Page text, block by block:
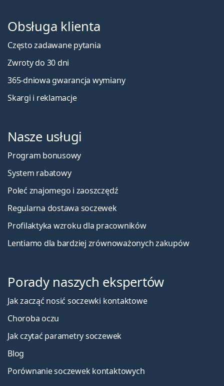
Obsługa klienta
Często zadawane pytania
Zwroty do 30 dni
365-dniowa gwarancja wymiany
Skargi i reklamacje
Nasze usługi
Program bonusowy
System rabatowy
Poleć znajomego i zaoszczędź
Regularna dostawa soczewek
Profilaktyka wzroku dla pracowników
Lentiamo dla bardziej zrównoważonych zakupów
Porady naszych ekspertów
Jak zacząć nosić soczewki kontaktowe
Choroba oczu
Jak czytać parametry soczewek
Blog
Porównanie soczewek kontaktowych